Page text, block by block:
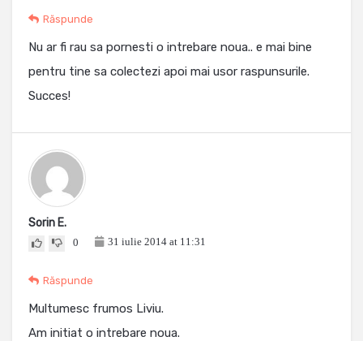
Răspunde
Nu ar fi rau sa pornesti o intrebare noua.. e mai bine
pentru tine sa colectezi apoi mai usor raspunsurile.
Succes!
Sorin E.
0 31 iulie 2014 at 11:31
Răspunde
Multumesc frumos Liviu.
Am initiat o intrebare noua.